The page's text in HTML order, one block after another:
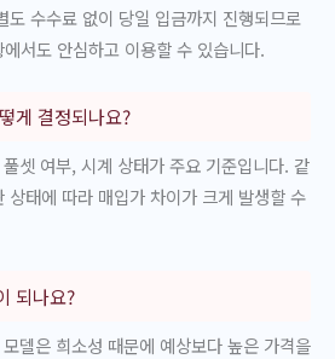
도 수수료 없이 당일 입금까지 진행되므로
서도 안심하고 이용할 수 있습니다.
게 결정되나요?
셋 여부, 시계 상태가 주요 기준입니다. 같
상태에 따라 매입가 차이가 크게 발생할 수
되나요?
델은 희소성 때문에 예상보다 높은 가격을